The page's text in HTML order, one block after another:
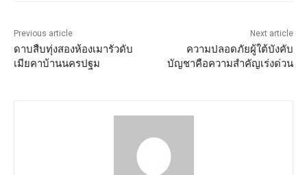
Previous article
ดาบสืบทุ่งสองห้องเมารัวดับ
เมียคาบ้านนครปฐม
Next article
ความปลอดภัยผู้ใต้บังคับ
บัญชาคือความสำคัญเร่งด่วน